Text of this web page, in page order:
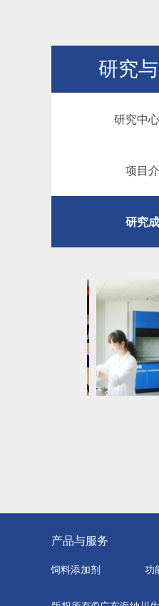
研究
研究中
研究中
项目
项目
研究
饲料添加剂 功
产品与服务